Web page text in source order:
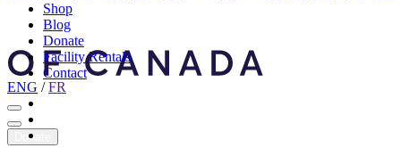
Shop
Blog
Donate
Facility Rentals
Contact
Youtube
ENG /FR
Donate